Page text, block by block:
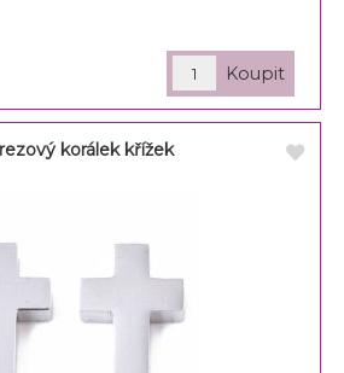
korálek křížek